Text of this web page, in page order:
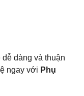
dàng và thuận
ngay với Phụ